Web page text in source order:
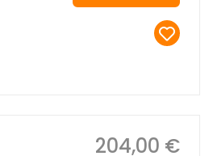
204,00 €